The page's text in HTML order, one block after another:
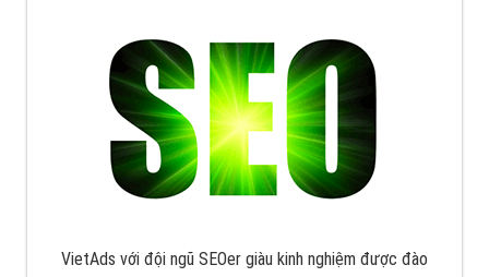
VietAds với đội ngũ SEOer giàu kinh nghiệm được đào